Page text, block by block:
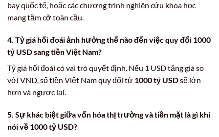
bay quốc tế, hoặc các chương trình nghiên cứu khoa học
mang tầm cỡ toàn cầu.
4. Tỷ giá hối đoái ảnh hưởng thế nào đến việc quy đổi 1000
tỷ USD sang tiền Việt Nam?
Tỷ giá hối đoái có vai trò quyết định. Nếu 1 USD tăng giá so
với VND, số tiền Việt Nam quy đổi từ 1000 tỷ USDsẽ lớn
hơn và ngược lại.
5. Sự khác biệt giữa vốn hóa thị trường và tiền mặt là gì khi
nói về 1000 tỷ USD?